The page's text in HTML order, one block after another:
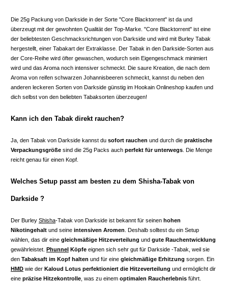
Die 25g Packung von Darkside in der Sorte "Core Blacktorrent" ist da und
überzeugt mit der gewohnten Qualität der Top-Marke. "Core Blacktorrent" ist eine
der beliebtesten Geschmacksrichtungen von Darkside und wird mit Burley Tabak
hergestellt, einer Tabakart der Extraklasse. Der Tabak in den Darkside-Sorten aus
der Core-Reihe wird öfter gewaschen, wodurch sein Eigengeschmack minimiert
wird und das Aroma noch intensiver schmeckt. Die saure Kreation, die nach dem
Aroma von reifen schwarzen Johannisbeeren schmeckt, kannst du neben den
anderen leckeren Sorten von Darkside günstig im Hookain Onlineshop kaufen und
dich selbst von den beliebten Tabaksorten überzeugen!
Kann ich den Tabak direkt rauchen?
Ja, den Tabak von Darkside kannst du sofort rauchen und durch die praktische
Verpackungsgröße sind die 25g Packs auch perfekt für unterwegs . Die Menge
reicht genau für einen Kopf.
Welches Setup passt am besten zu dem Shisha-Tabak von
Darkside ?
Der Burley Shisha-Tabak von Darkside ist bekannt für seinen hohen
Nikotingehalt und seine intensiven Aromen . Deshalb solltest du ein Setup
wählen, das dir eine gleichmäßige Hitzeverteilung und gute Rauchentwicklung
gewährleistet. Phunnel Köpfe eignen sich sehr gut für Darkside -Tabak, weil sie
den Tabaksaft im Kopf halten und für eine gleichmäßige Erhitzung sorgen. Ein
HMD wie der Kaloud Lotus perfektioniert die Hitzeverteilung und ermöglicht dir
eine präzise Hitzekontrolle , was zu einem optimalen Raucherlebnis führt.